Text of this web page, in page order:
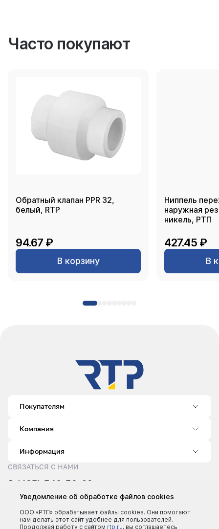
Часто покупают
Обратный клапан PPR 32,
белый, RTP
94.67 ₽
В корзину
Ниппель
наружная
никель, РТП
427.45 ₽
В
Покупателям
Компания
Информация
СВЯЗАТЬСЯ С НАМИ
8 (495) 540-52-62
sale@rtp.ru
Пн–Пт: 9:00–18:00
Уведомление об обработке файлов cookies
ООО «РТП» обрабатывает файлы cookies. Они помогают
нам делать этот сайт удобнее для пользователей.
Продолжая работу с сайтом rtp.ru, вы соглашаетесь